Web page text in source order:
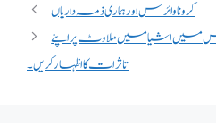
کرونا وائرس اور ہماری ذمہ داریاں
جس میں اشیا میں ملاوٹ پر اپنے
تاثرات کا اظہار کریں۔